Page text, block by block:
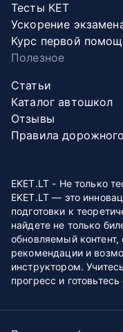
Тесты КЕТ
Ускорение
Курс первой
Полезное
Статьи
Каталог автошкол
Отзывы
Правила
EKET.LT - Не только
EKET.LT — это
подготовки к
найдете не только
обновляемый контент,
рекомендации и
инструктором.
прогресс и